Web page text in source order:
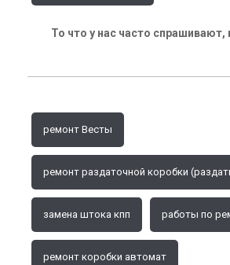
То что у нас часто
ремонт Весты
ремонт раздаточной коробки
замена штока кпп работы по
ремонт коробки автомат